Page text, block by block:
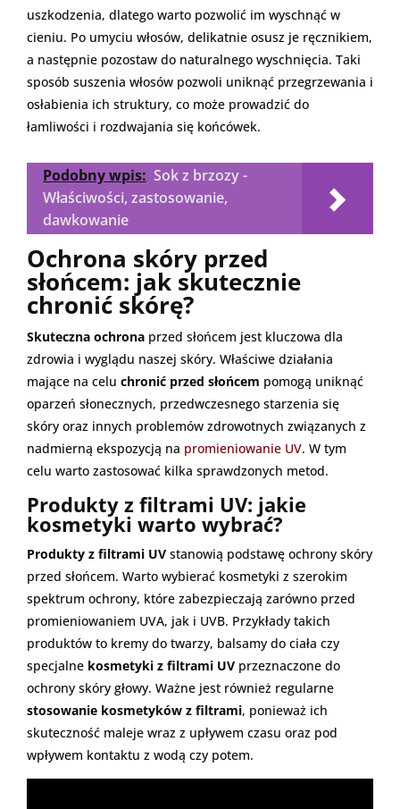
uszkodzenia, dlatego warto pozwolić im wyschnąć w
cieniu. Po umyciu włosów, delikatnie osusz je ręcznikiem,
a następnie pozostaw do naturalnego wyschnięcia. Taki
sposób suszenia włosów pozwoli uniknąć przegrzewania i
osłabienia ich struktury, co może prowadzić do
łamliwości i rozdwajania się końcówek.
Podobny wpis: Sok z brzozy -
Właściwości, zastosowanie,
dawkowanie
Ochrona skóry przed
słońcem: jak skutecznie
chronić skórę?
Skuteczna ochrona przed słońcem jest kluczowa dla
zdrowia i wyglądu naszej skóry. Właściwe działania
mające na celu chronić przed słońcem pomogą uniknąć
oparzeń słonecznych, przedwczesnego starzenia się
skóry oraz innych problemów zdrowotnych związanych z
nadmierną ekspozycją na promieniowanie UV. W tym
celu warto zastosować kilka sprawdzonych metod.
Produkty z filtrami UV: jakie
kosmetyki warto wybrać?
Produkty z filtrami UV stanowią podstawę ochrony skóry
przed słońcem. Warto wybierać kosmetyki z szerokim
spektrum ochrony, które zabezpieczają zarówno przed
promieniowaniem UVA, jak i UVB. Przykłady takich
produktów to kremy do twarzy, balsamy do ciała czy
specjalne kosmetyki z filtrami UV przeznaczone do
ochrony skóry głowy. Ważne jest również regularne
stosowanie kosmetyków z filtrami, ponieważ ich
skuteczność maleje wraz z upływem czasu oraz pod
wpływem kontaktu z wodą czy potem.